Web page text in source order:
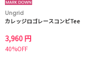
Ungrid
カレッジロゴレースコンビTee
3,960 円
40%OFF